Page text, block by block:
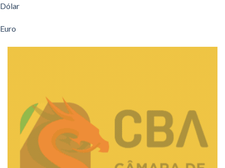
Dólar
Euro